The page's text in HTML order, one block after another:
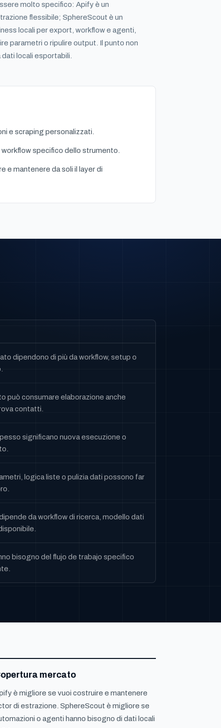
molto specifico: Apify è un
flessibile; SphereScout è un
locali per export, workflow e agenti,
parametri o ripulire output. Il punto non
locali esportabili.
e scraping personalizzati.
specifico dello strumento.
e mantenere da soli il layer di
dipendono di più da workflow, setup o
può consumare elaborazione anche
contatti.
significano nuova esecuzione o
logica liste o pulizia dati possono far
da workflow di ricerca, modello dati
bisogno del flujo de trabajo specifico
mercato
è migliore se vuoi costruire e mantenere
di estrazione. SphereScout è migliore se
o agenti hanno bisogno di dati locali